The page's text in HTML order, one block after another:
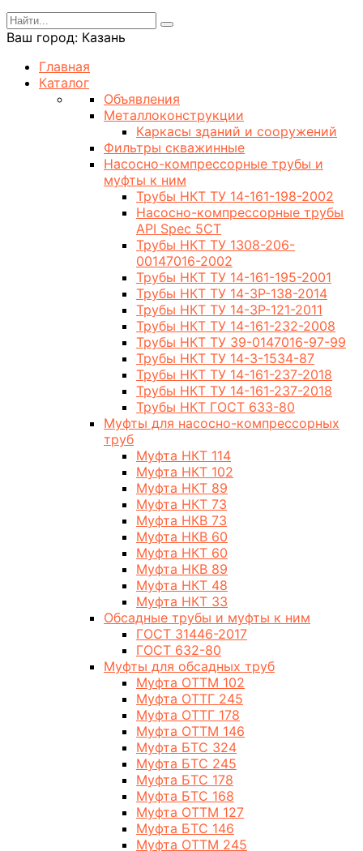
Ваш город: Казань
Главная
Каталог
Объявления
Металлоконструкции
Каркасы зданий и сооружений
Фильтры скважинные
Насосно-компрессорные трубы и
муфты к ним
Трубы НКТ ТУ 14-161-198-2002
Насосно-компрессорные трубы
API Spec 5CT
Трубы НКТ ТУ 1308-206-
00147016-2002
Трубы НКТ ТУ 14-161-195-2001
Трубы НКТ ТУ 14-3Р-138-2014
Трубы НКТ ТУ 14-3Р-121-2011
Трубы НКТ ТУ 14-161-232-2008
Трубы НКТ ТУ 39-0147016-97-99
Трубы НКТ ТУ 14-3-1534-87
Трубы НКТ ТУ 14-161-237-2018
Трубы НКТ ТУ 14-161-237-2018
Трубы НКТ ГОСТ 633-80
Муфты для насосно-компрессорных
труб
Муфта НКТ 114
Муфта НКТ 102
Муфта НКТ 89
Муфта НКТ 73
Муфта НКВ 73
Муфта НКВ 60
Муфта НКТ 60
Муфта НКВ 89
Муфта НКТ 48
Муфта НКТ 33
Обсадные трубы и муфты к ним
ГОСТ 31446-2017
ГОСТ 632-80
Муфты для обсадных труб
Муфта ОТТМ 102
Муфта ОТТГ 245
Муфта ОТТГ 178
Муфта ОТТМ 146
Муфта БТС 324
Муфта БТС 245
Муфта БТС 178
Муфта БТС 168
Муфта ОТТМ 127
Муфта БТС 146
Муфта ОТТМ 245